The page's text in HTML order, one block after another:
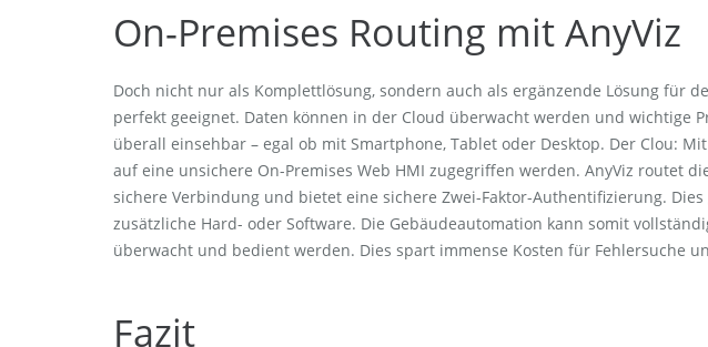
On-Premises Routing mit AnyViz
Doch nicht nur als Komplettlösung, sondern auch als ergänzende Lösung für
perfekt geeignet. Daten können in der Cloud überwacht werden und wichtige
überall einsehbar – egal ob mit Smartphone, Tablet oder Desktop. Der Clou:
auf eine unsichere On-Premises Web HMI zugegriffen werden. AnyViz routet
sichere Verbindung und bietet eine sichere Zwei-Faktor-Authentifizierung.
zusätzliche Hard- oder Software. Die Gebäudeautomation kann somit
überwacht und bedient werden. Dies spart immense Kosten für Fehlersuche
Fazit